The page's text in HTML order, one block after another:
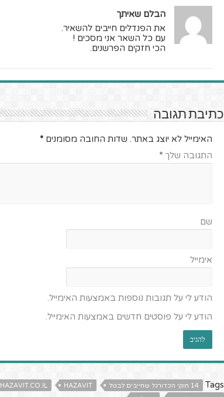
הבלם שאיתך
את הפנדלים חייבים להשאיר.
עם כל השאר אני מסכים !
הכי חזקים הפרשנים.
כתיבת תגובה
האימייל לא יוצג באתר. שדות החובה מסומנים *
התגובה שלך *
שם
אימייל
הודע לי על תגובות נוספות באמצעות האימייל.
הודע לי על פוסטים חדשים באמצעות האימייל.
Tags 14 חוקי הכדורגל שחייבים לבטל HAZAVIT
HAZAVIT.CO.IL